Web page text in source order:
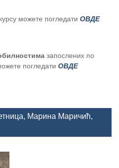
можете погледати ОВДЕ
запослених по
погледати ОВДЕ
Марина Маричић,